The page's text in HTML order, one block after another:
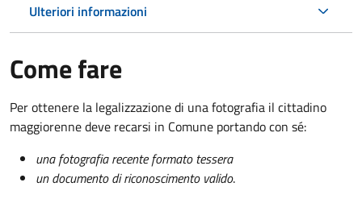
Ulteriori informazioni
Come fare
Per ottenere la legalizzazione di una fotografia il cittadino
maggiorenne deve recarsi in Comune portando con sé:
una fotografia recente formato tessera
un documento di riconoscimento valido.